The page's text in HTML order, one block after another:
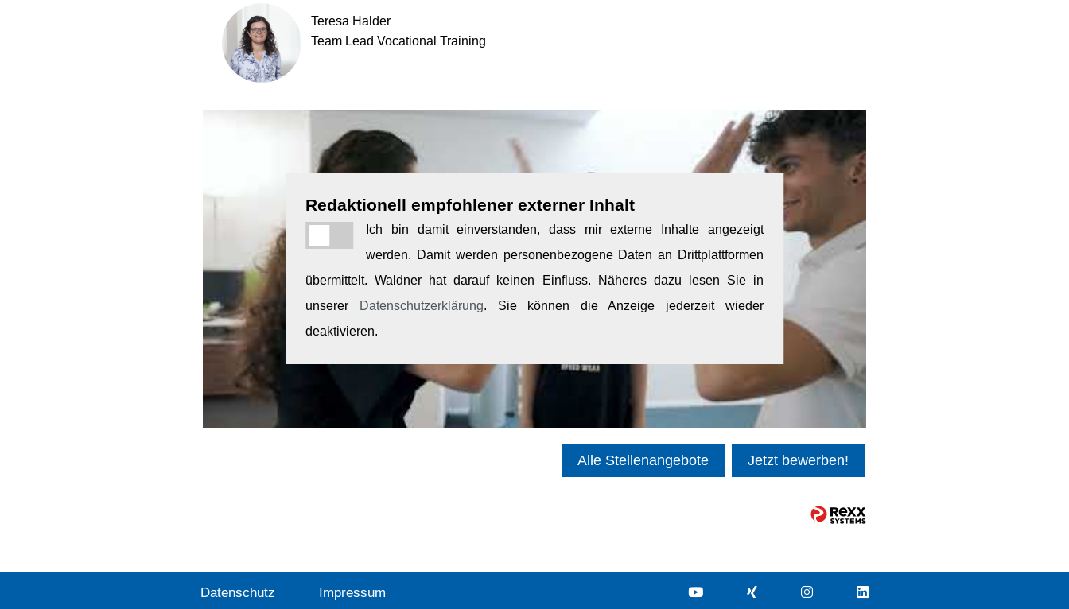
Teresa Halder
Team Lead Vocational Training
Redaktionell empfohlener externer Inhalt
Ich bin damit einverstanden, dass mir externe Inhalte angezeigt
werden. Damit werden personenbezogene Daten an Drittplattformen
übermittelt. Waldner hat darauf keinen Einfluss. Näheres dazu lesen Sie in
unserer
Datenschutzerklärung. Sie können die Anzeige jederzeit wieder
deaktivieren.
Alle Stellenangebote Jetzt bewerben!
Datenschutz Impressum